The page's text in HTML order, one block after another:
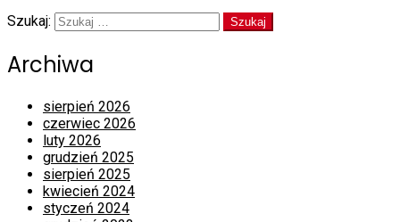
Szukaj:
Archiwa
sierpień 2026
czerwiec 2026
luty 2026
grudzień 2025
sierpień 2025
kwiecień 2024
styczeń 2024